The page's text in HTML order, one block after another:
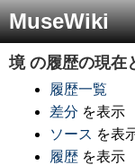
MuseWiki
境の履歴の現在
履歴一覧
差分 を表示
ソース を表
履歴 を表示